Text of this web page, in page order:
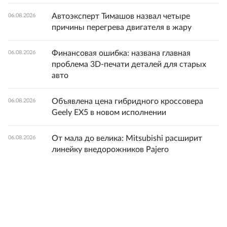
06.08.2026
Автоэксперт Тимашов назвал четыре
причины перегрева двигателя в жару
06.08.2026
Финансовая ошибка: названа главная
проблема 3D-печати деталей для старых
авто
06.08.2026
Объявлена цена гибридного кроссовера
Geely EX5 в новом исполнении
06.08.2026
От мала до велика: Mitsubishi расширит
линейку внедорожников Pajero